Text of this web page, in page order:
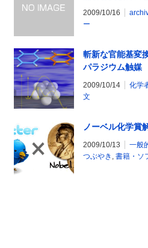
2009/10/16
ー
斬新な官能基変
パラジウム触媒
2009/10/14 化学
文
ノーベル化学賞
2009/10/13 一般
つぶやき , 書籍・ソ